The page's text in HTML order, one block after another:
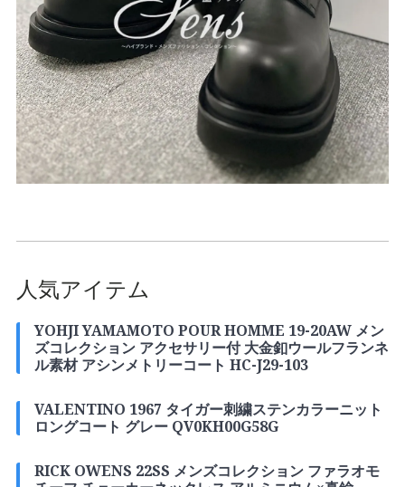
人気アイテム
YOHJI YAMAMOTO POUR HOMME 19-20AW メン
ズコレクション アクセサリー付 大金釦ウールフランネ
ル素材 アシンメトリーコート HC-J29-103
VALENTINO 1967 タイガー刺繍ステンカラーニット
ロングコート グレー QV0KH00G58G
RICK OWENS 22SS メンズコレクション ファラオモ